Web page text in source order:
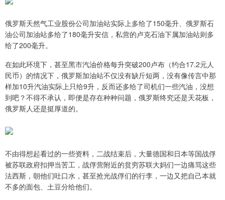
俄罗斯天然气工业股份公司加油站实际上多给了150毫升、俄罗斯石
油公司加油站多给了180毫升安信，私营的卢克石油下属加油站则多
给了200毫升。
在如此环境下，甚至黑市汽油价格每升突破200卢布（约合17.2元人
民币）的情况下，俄罗斯加油站不仅没有缺斤短两，没有像传言中那
样加10升汽油实际上只给9升，反而还多给了司机们一些汽油，没想
到吧？不得不承认，即便是存在种种问题，俄罗斯终究还是天花板，
俄罗斯人还是挺厚道的。
不由得想起看过的一些资料，二战结束后，大量德国和日本等国战俘
被苏联政府扣押当苦工，战俘营附近的贫穷苏联大妈们一边痛骂这些
法西斯，朝他们吐口水，甚至抢光战俘们的行李，一边又把自己本就
不多的面包、土豆分给他们。